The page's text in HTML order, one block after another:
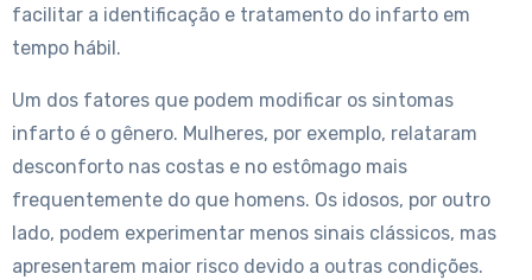
facilitar a identificação e tratamento do infarto em
tempo hábil.
Um dos fatores que podem modificar os sintomas
infarto é o gênero. Mulheres, por exemplo, relataram
desconforto nas costas e no estômago mais
frequentemente do que homens. Os idosos, por outro
lado, podem experimentar menos sinais clássicos, mas
apresentarem maior risco devido a outras condições.